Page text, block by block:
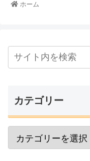
ホーム
カテゴリー